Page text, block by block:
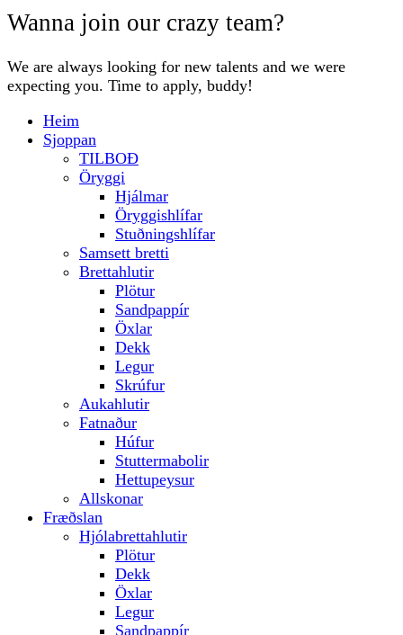
Wanna join our crazy team?
We are always looking for new talents and we were
expecting you. Time to apply, buddy!
Heim
Sjoppan
TILBOÐ
Öryggi
Hjálmar
Öryggishlífar
Stuðningshlífar
Samsett bretti
Brettahlutir
Plötur
Sandpappír
Öxlar
Dekk
Legur
Skrúfur
Aukahlutir
Fatnaður
Húfur
Stuttermabolir
Hettupeysur
Allskonar
Fræðslan
Hjólabrettahlutir
Plötur
Dekk
Öxlar
Legur
Sandpappír